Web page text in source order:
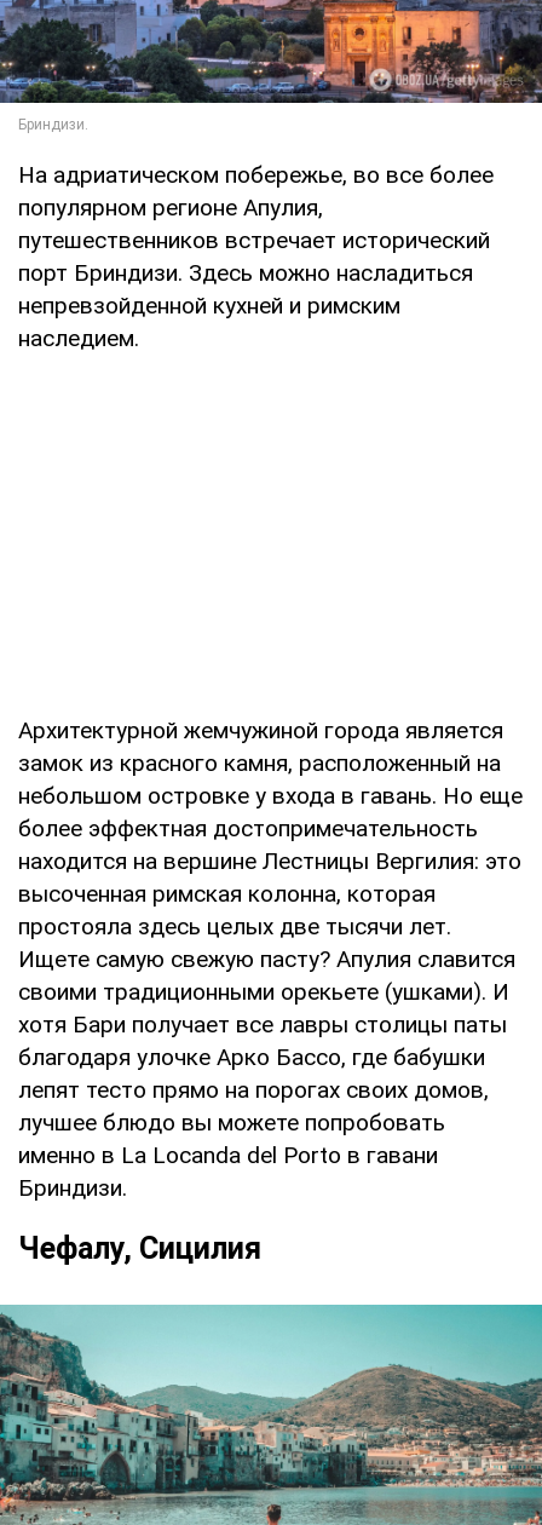
На адриатическом побережье, во все более
популярном регионе Апулия,
путешественников встречает исторический
порт Бриндизи. Здесь можно насладиться
непревзойденной кухней и римским
наследием.
Архитектурной жемчужиной города является
замок из красного камня, расположенный на
небольшом островке у входа в гавань. Но еще
более эффектная достопримечательность
находится на вершине Лестницы Вергилия: это
высоченная римская колонна, которая
простояла здесь целых две тысячи лет.
Ищете самую свежую пасту? Апулия славится
своими традиционными орекьете (ушками). И
хотя Бари получает все лавры столицы паты
благодаря улочке Арко Бассо, где бабушки
лепят тесто прямо на порогах своих домов,
лучшее блюдо вы можете попробовать
именно в La Locanda del Porto в гавани
Бриндизи.
Чефалу, Сицилия